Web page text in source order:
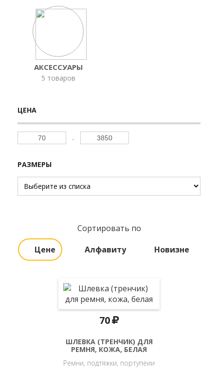
АКСЕССУАРЫ
5 товаров
ЦЕНА
РАЗМЕРЫ
Сортировать по
Цене
Алфавиту Новизне
70
ШЛЕВКА (ТРЕНЧИК) ДЛЯ
РЕМНЯ, КОЖА, БЕЛАЯ
Ремни, подтяжки, портупеии